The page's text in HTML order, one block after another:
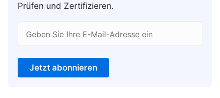
Prüfen und Zertifizieren.
Geben Sie Ihre E-Mail-Adresse ein
Jetzt abonnieren